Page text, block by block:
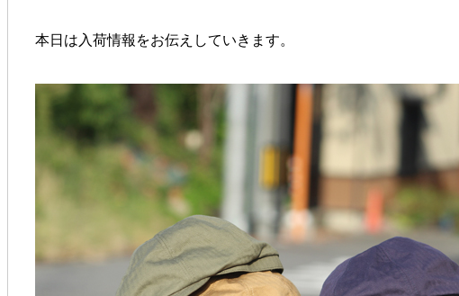
本日は入荷情報をお伝えしていきます。